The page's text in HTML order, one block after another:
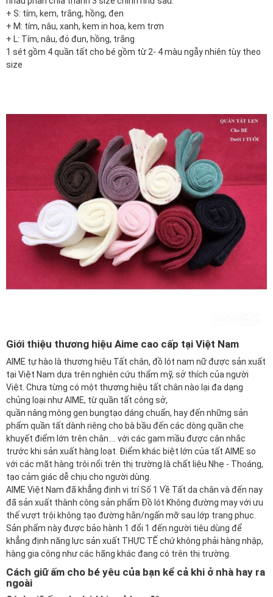
+ S: tím, kem, trắng, hồng, đen
+ M: tím, nâu, xanh, kem in hoa, kem trơn
+ L: Tím, nâu, đỏ đun, hồng, trắng
1 sét gồm 4 quần tất cho bé gồm từ 2- 4 màu ngẫy nhiên tùy theo
size
Giới thiệu thương hiệu Aime cao cấp tại Việt Nam
AIME tự hào là thương hiệu Tất chân, đồ lót nam nữ được sản xuất
tại Việt Nam dựa trên nghiên cứu thẩm mỹ, sở thích của người
Việt. Chưa từng có một thương hiệu tất chân nào lại đa dạng
chủng loại như AIME, từ quần tất công sở,
quần nâng mông gen bụngtạo dáng chuẩn, hay đến những sản
phẩm quần tất dành riêng cho bà bầu đến các dòng quần che
khuyết điểm lớn trên chân.... với các gam mầu được cân nhắc
trước khi sản xuất hàng loạt. Điểm khác biệt lớn của tất AIME so
với các mặt hàng trôi nổi trên thị trường là chất liệu Nhẹ - Thoáng,
tạo cảm giác dễ chịu cho người dùng.
AIME Việt Nam đã khẳng định vị trí Số 1 Về Tất da chân và đến nay
đã sản xuất thành công sản phẩm Đồ lót Không đường may với ưu
thế vượt trội không tạo đường hằn/ngấn mỡ sau lớp trang phục.
Sản phẩm này được bảo hành 1 đổi 1 đến người tiêu dùng để
khẳng định năng lực sản xuất THỰC TẾ chứ không phải hàng nhập,
hàng gia công như các hãng khác đang có trên thị trường.
Cách giữ ấm cho bé yêu của bạn kể cả khi ở nhà hay ra
ngoài